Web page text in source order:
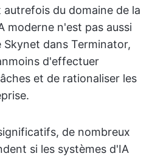
du domaine de la
moderne n'est pas aussi
dans Terminator,
d'effectuer
et de rationaliser les
de nombreux
si les systèmes d'IA